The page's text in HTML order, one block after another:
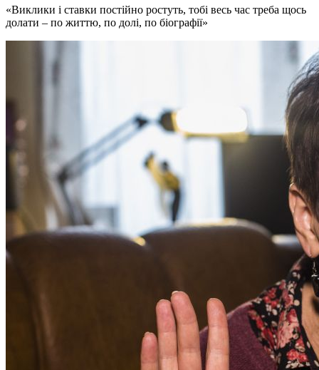
Виклики і ставки постійно ростуть, тобі весь час треба щось
долати – по життю, по долі, по біографії